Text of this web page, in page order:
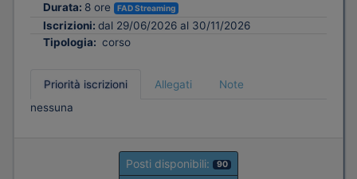
Durata: 8 ore FAD Streaming
Iscrizioni: dal 29/06/2026 al 30/11/2026
Tipologia: corso
Priorità iscrizioni Allegati
Note
nessuna
Posti disponibili: 90